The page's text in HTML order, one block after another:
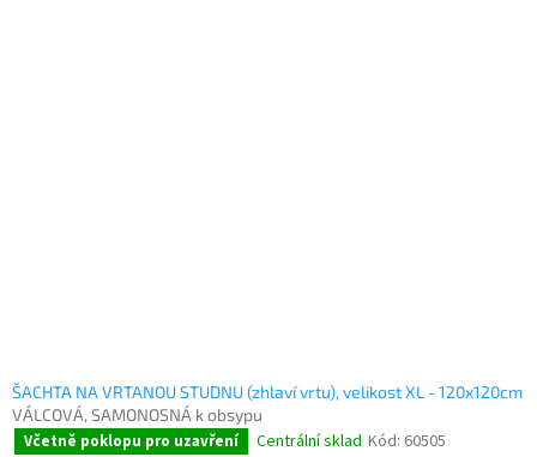
ŠACHTA NA VRTANOU STUDNU (zhlaví vrtu), velikost XL - 120x120cm
VÁLCOVÁ, SAMONOSNÁ k obsypu
Včetně poklopu pro uzavření Centrální sklad Kód: 60505